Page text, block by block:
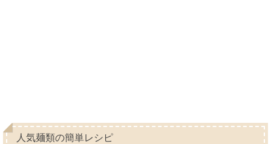
人気麺類の簡単レシピ